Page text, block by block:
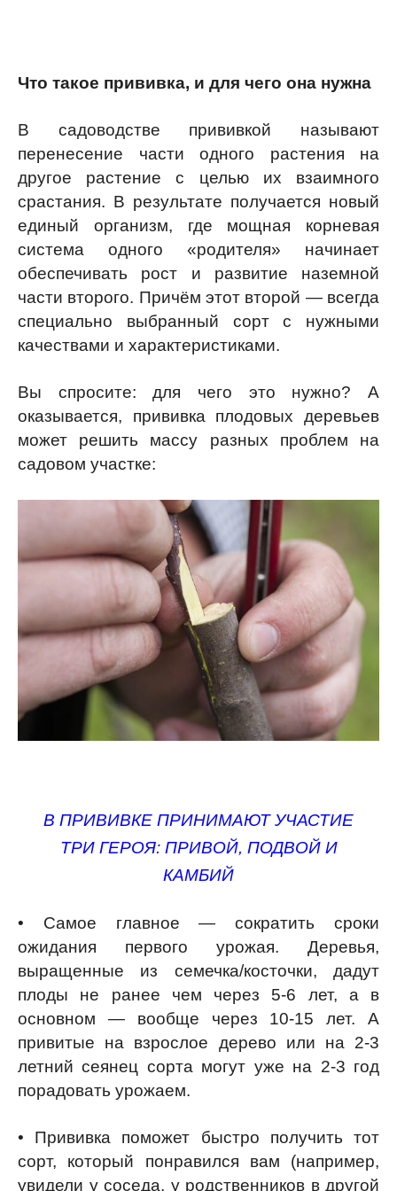
Что такое прививка, и для чего она нужна
В садоводстве прививкой называют
перенесение части одного растения на
другое растение с целью их взаимного
срастания. В результате получается новый
единый организм, где мощная корневая
система одного «родителя» начинает
обеспечивать рост и развитие наземной
части второго. Причём этот второй — всегда
специально выбранный сорт с нужными
качествами и характеристиками.
Вы спросите: для чего это нужно? А
оказывается, прививка плодовых деревьев
может решить массу разных проблем на
садовом участке:
В ПРИВИВКЕ ПРИНИМАЮТ УЧАСТИЕ
ТРИ ГЕРОЯ: ПРИВОЙ, ПОДВОЙ И
КАМБИЙ
• Самое главное — сократить сроки
ожидания первого урожая. Деревья,
выращенные из семечка/косточки, дадут
плоды не ранее чем через 5-6 лет, а в
основном — вообще через 10-15 лет. А
привитые на взрослое дерево или на 2-3
летний сеянец сорта могут уже на 2-3 год
порадовать урожаем.
• Прививка поможет быстро получить тот
сорт, который понравился вам (например,
увидели у соседа, у родственников в другой